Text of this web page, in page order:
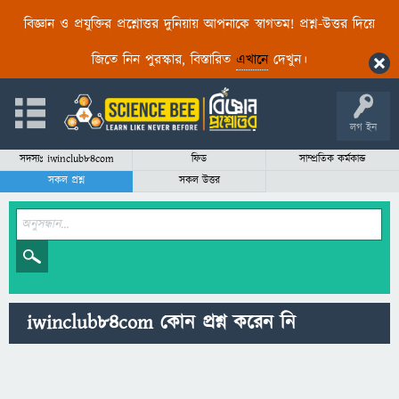
বিজ্ঞান ও প্রযুক্তির প্রশ্নোত্তর দুনিয়ায় আপনাকে স্বাগতম! প্রশ্ন-উত্তর দিয়ে
জিতে নিন পুরস্কার, বিস্তারিত এখানেদেখুন।
লগ ইন
সদস্যঃ iwinclub84com ফিড
সাম্প্রতিক কর্মকান্ড
সকল প্রশ্ন
সকল উত্তর
iwinclub84com কোন প্রশ্ন করেন নি